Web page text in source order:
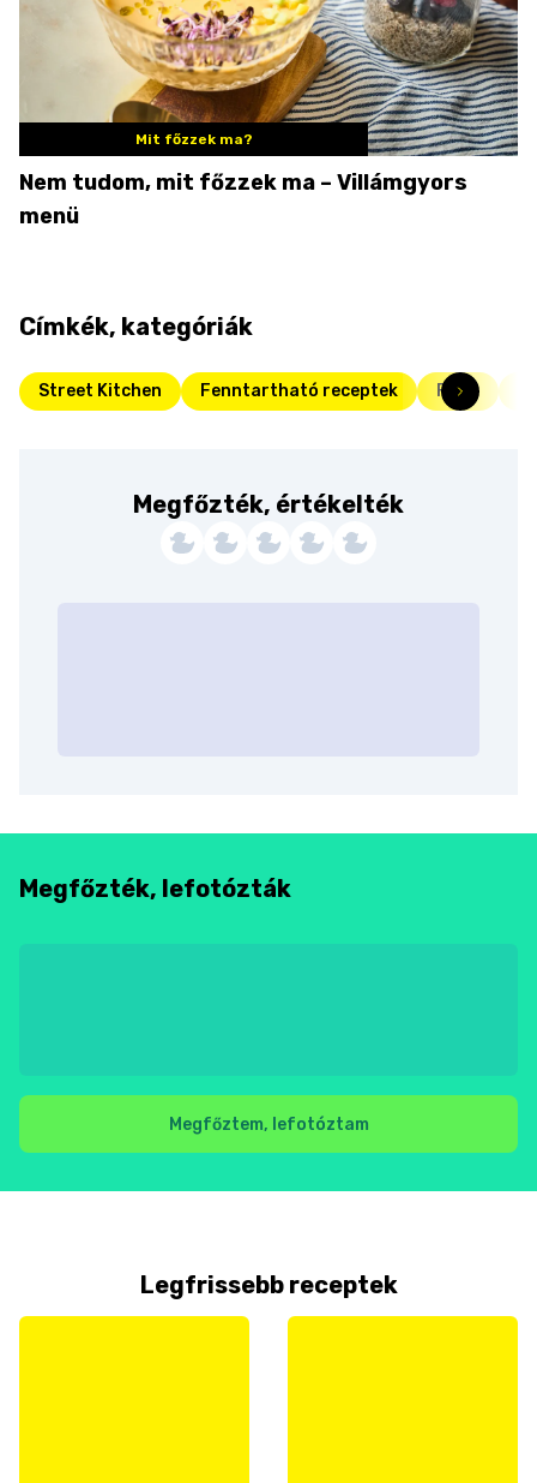
Mit főzzek ma?
Nem tudom, mit főzzek ma – Villámgyors
menü
Címkék, kategóriák
Street Kitchen Fenntartható receptek Friss
Megfőzték, értékelték
Megfőzték, lefotózták
Megfőztem, lefotóztam
Legfrissebb receptek